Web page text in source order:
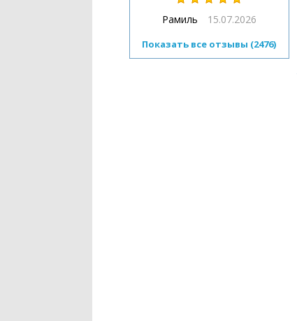
Рамиль 15.07.2026
Показать все отзывы (2476)